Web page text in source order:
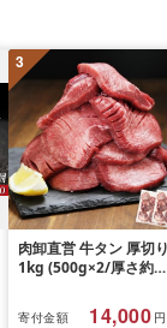
3
肉卸直営 牛タン 厚切
1kg (500g×2/厚さ約
牛肉 焼肉 冷凍 スライ
寄付金額 14,000